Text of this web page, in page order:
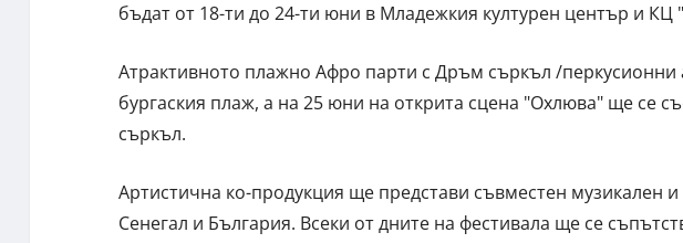
бъдат от 18-ти до 24-ти юни в Младежкия културен център и КЦ
Атрактивното плажно Афро парти с Дръм съркъл /
бургаския плаж, а на 25 юни на открита сцена "Охлюва" ще се
съркъл.
Артистична ко-продукция ще представи съвместен музикален
Сенегал и България. Всеки от дните на фестивала ще се